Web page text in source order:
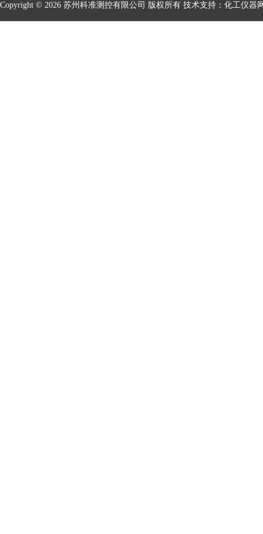
Copyright © 2026 苏州科准测控有限公司 版权所有 技术支持： 化工仪器